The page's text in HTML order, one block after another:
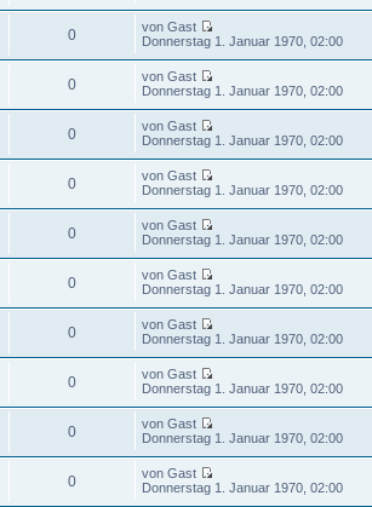
0
von Gast
Donnerstag 1. Januar 1970, 02:00
0
von Gast
Donnerstag 1. Januar 1970, 02:00
0
von Gast
Donnerstag 1. Januar 1970, 02:00
0
von Gast
Donnerstag 1. Januar 1970, 02:00
0
von Gast
Donnerstag 1. Januar 1970, 02:00
0
von Gast
Donnerstag 1. Januar 1970, 02:00
0
von Gast
Donnerstag 1. Januar 1970, 02:00
0
von Gast
Donnerstag 1. Januar 1970, 02:00
0
von Gast
Donnerstag 1. Januar 1970, 02:00
0
von Gast
Donnerstag 1. Januar 1970, 02:00